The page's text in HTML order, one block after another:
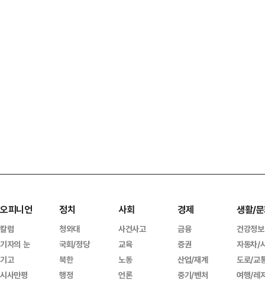
오피니언
칼럼
기자의 눈
기고
시사만평
정치
청와대
국회/정당
북한
행정
사회
사건사고
교육
노동
언론
경제
금융
증권
산업/재계
중기/벤처
생활/
건강정보
자동차/
도로/교
여행/레